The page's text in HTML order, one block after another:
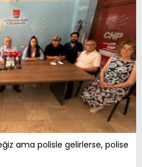
ama polisle gelirlerse, polise